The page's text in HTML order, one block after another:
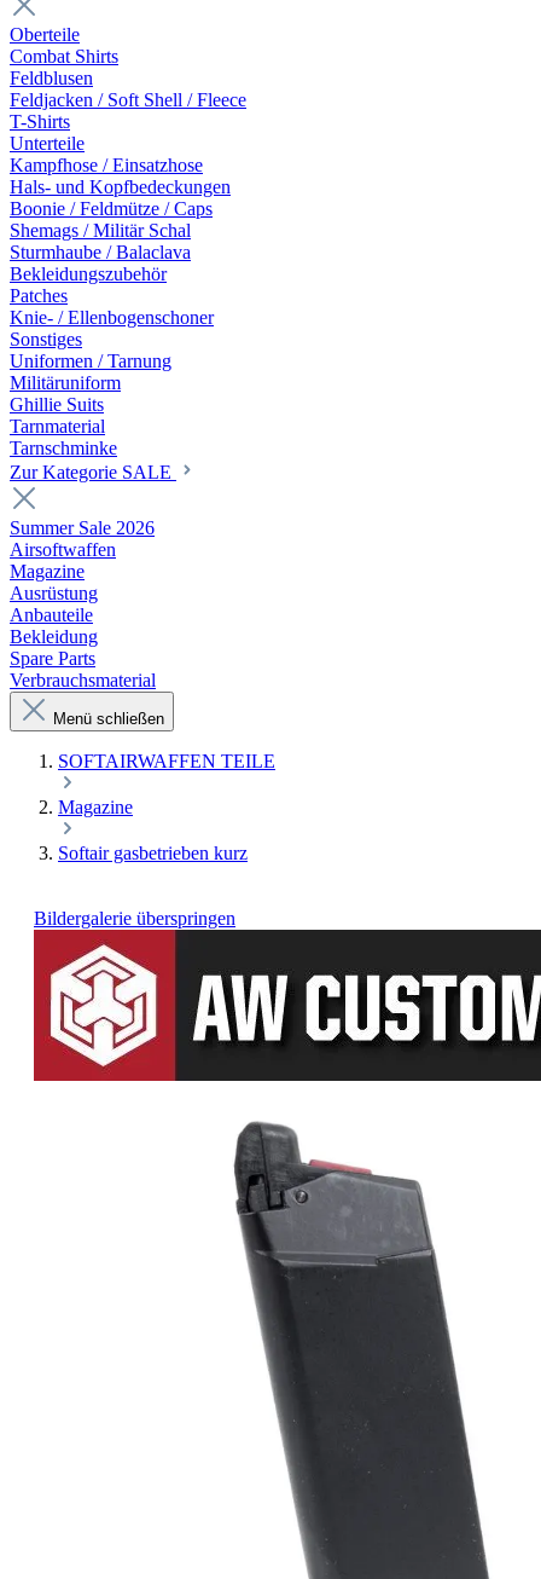
Oberteile
Combat Shirts
Feldblusen
Feldjacken / Soft Shell / Fleece
T-Shirts
Unterteile
Kampfhose / Einsatzhose
Hals- und Kopfbedeckungen
Boonie / Feldmütze / Caps
Shemags / Militär Schal
Sturmhaube / Balaclava
Bekleidungszubehör
Patches
Knie- / Ellenbogenschoner
Sonstiges
Uniformen / Tarnung
Militäruniform
Ghillie Suits
Tarnmaterial
Tarnschminke
Zur Kategorie SALE
Summer Sale 2026
Airsoftwaffen
Magazine
Ausrüstung
Anbauteile
Bekleidung
Spare Parts
Verbrauchsmaterial
Menü schließen
SOFTAIRWAFFEN TEILE
Magazine
Softair gasbetrieben kurz
Bildergalerie überspringen